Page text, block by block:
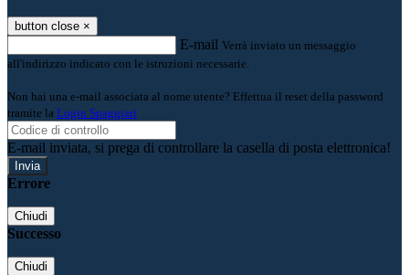
button close ×
E-mail Verrà inviato un messaggio
all'indirizzo indicato con le istruzioni necessarie.
Non hai una e-mail associata al nome utente? Effettua il reset della password
tramite la Login Spaggiari
E-mail inviata, si prega di controllare la casella di posta elettronica!
Errore
Chiudi
Successo
Chiudi